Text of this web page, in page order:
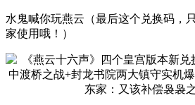
水鬼喊你玩燕云（最后这个兑换码，
家使用哦！）